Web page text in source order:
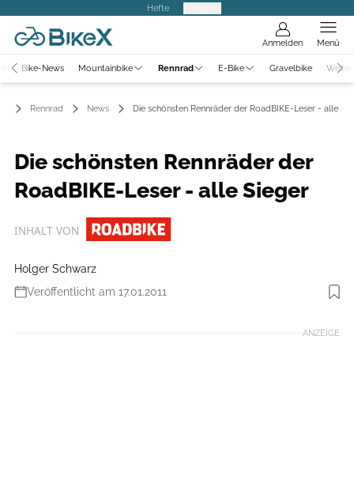
Hefte
Anmelden Menü
Bike-News Mountainbike Rennrad E-Bike Gravelbike
Rennrad News Die schönsten Rennräder der RoadBIKE-Leser - alle
Die schönsten Rennräder der
RoadBIKE-Leser - alle Sieger
INHALT VON
Holger Schwarz
Veröffentlicht am 17.01.2011
ANZEIGE